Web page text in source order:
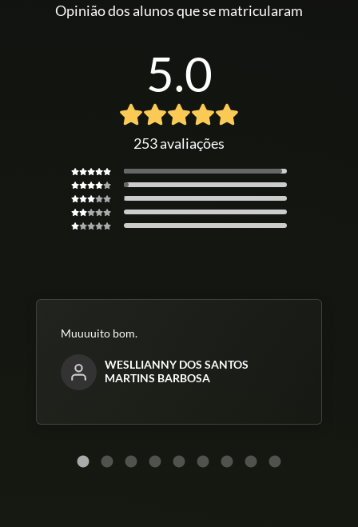
Opinião dos alunos que se matricularam
5.0
253 avaliações
Muuuuito bom.
WESLLIANNY DOS SANTOS
MARTINS BARBOSA